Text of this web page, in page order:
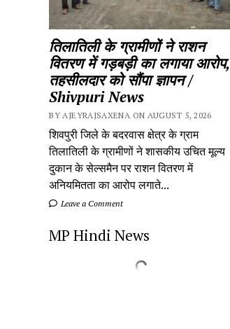
तिलातिली के ग्रामीणों ने राशन
वितरण में गड़बड़ी का लगाया आरोप,
तहसीलदार को सौंपा ज्ञापन /
Shivpuri News
BY AJEYRAJSAXENA ON AUGUST 5, 2026
शिवपुरी जिले के बदरवास क्षेत्र के ग्राम
तिलातिली के ग्रामीणों ने शासकीय उचित मूल्य
दुकान के सेल्समैन पर राशन वितरण में
अनियमितता का आरोप लगाते...
Leave a Comment
MP Hindi News